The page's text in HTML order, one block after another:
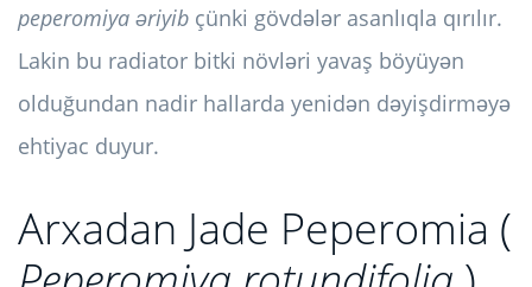
peperomiya əriyib çünki gövdələr asanlıqla qırılır.
Lakin bu radiator bitki növləri yavaş böyüyən
olduğundan nadir hallarda yenidən dəyişdirməyə
ehtiyac duyur.
Arxadan Jade Peperomia (